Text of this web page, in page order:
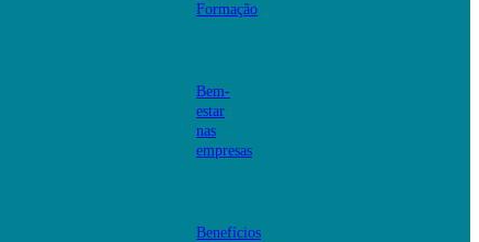
Formação
Bem-
estar
nas
empresas
Benefícios